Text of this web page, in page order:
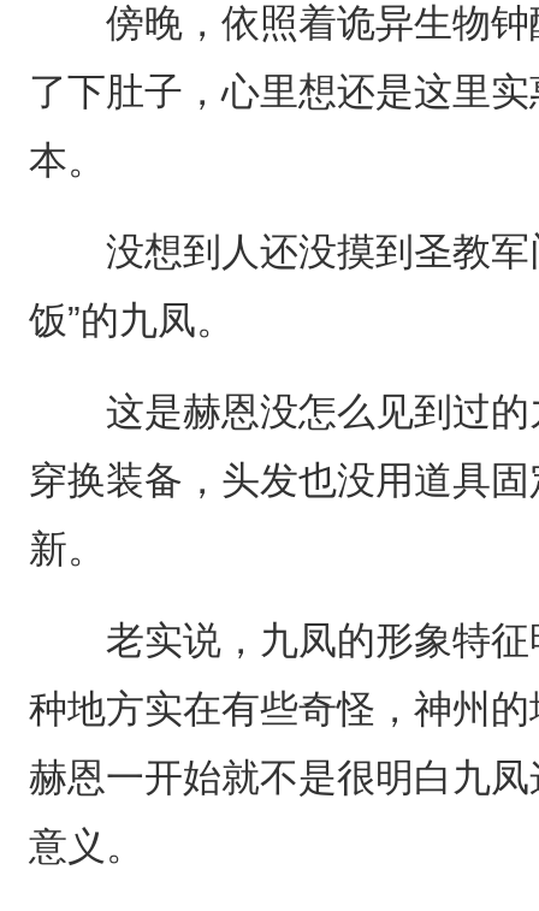
傍晚，依照着诡异生物钟
了下肚子，心里想还是这里
本。
没想到人还没摸到圣教军
饭”的九凤。
这是赫恩没怎么见到过的
穿换装备，头发也没用道具
新。
老实说，九凤的形象特征
种地方实在有些奇怪，神州
赫恩一开始就不是很明白九
意义。